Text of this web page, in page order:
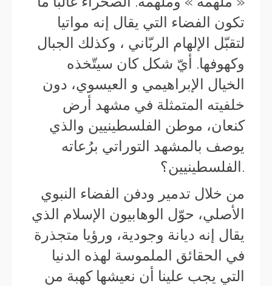
تكون الفضاء التي يقال إنه مواتيا
لتقبّل الإلهام الربّاني ، وكذلك الجبال
وكهوفها. أيّ شكل كان سيتّخذه
الخيال الإبراهيمي و العيسوي، دون
خلفيته المتمثلة في مشهد أرض
كنعان، موطن الفلسطينيين والذي
يوصف بالمشهد التوراتي برُعاته
الفلسطينيين؟.
الأصلي، حوّل الوهابيون الإسلام الذي
يقال إنه ديانة وجودية، ورؤيا متجذرة
في الحقائق الملموسة لهذه الدنيا
التي يجب علينا أن نعيشها كهبة من